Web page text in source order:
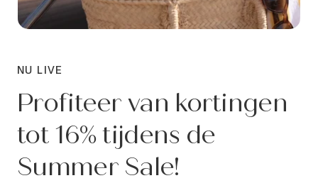
NU LIVE
Profiteer van kortingen
tot 16% tijdens de
Summer Sale!